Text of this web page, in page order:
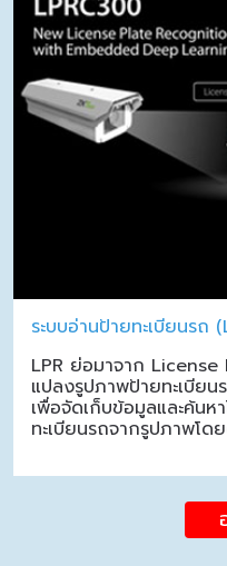
ระบบอ่านป้ายทะเบียนรถ
LPR ย่อมาจาก
แปลงรูปภาพป้ายทะเบียน
เพื่อจัดเก็บข้อมูลและค้นห
ทะเบียนรถจากรูปภาพโด